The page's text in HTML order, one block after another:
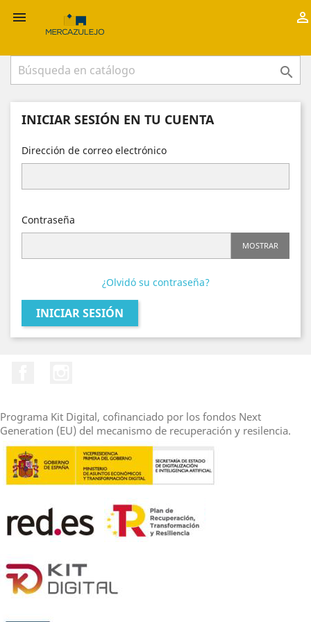
 

INICIAR SESIÓN EN TU CUENTA
Dirección de correo electrónico
Contraseña
MOSTRAR
¿Olvidó su contraseña?
INICIAR SESIÓN
Programa Kit Digital, cofinanciado por los fondos Next
Generation (EU) del mecanismo de recuperación y resilencia.